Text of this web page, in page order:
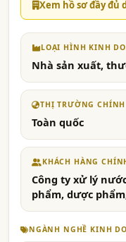
Xem hồ sơ đầy đủ
LOẠI HÌNH KINH
Nhà sản xuất,
THỊ TRƯỜNG CHÍNH
Toàn quốc
KHÁCH HÀNG
Công ty xử lý
phẩm, dược
NGÀNH NGHỀ KINH